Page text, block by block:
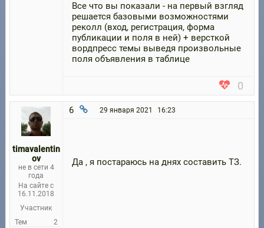
Все что вы показали - на первый взгляд
решается базовыми возможностями
реколл (вход, регистрация, форма
публикации и поля в ней) + версткой
вордпресс темы выведя произвольные
поля объявления в таблице
0
timavalentin
ov
не в сети 4
года
На сайте с
16.11.2018
Участник
Тем
2
6 29 января 2021 16:23
Да , я постараюсь на днях составить ТЗ.